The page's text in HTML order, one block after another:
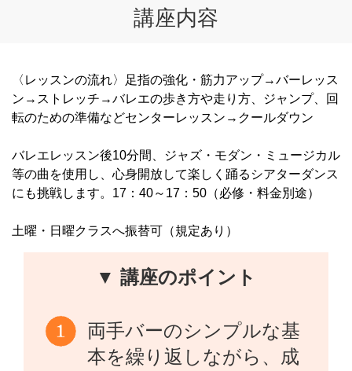
講座内容
〈レッスンの流れ〉足指の強化・筋力アップ→バーレッス
ン→ストレッチ→バレエの歩き方や走り方、ジャンプ、回
転のための準備などセンターレッスン→クールダウン
バレエレッスン後10分間、ジャズ・モダン・ミュージカル
等の曲を使用し、心身開放して楽しく踊るシアターダンス
にも挑戦します。17：40～17：50（必修・料金別途）
土曜・日曜クラスへ振替可（規定あり）
▼ 講座のポイント
両手バーのシンプルな基
本を繰り返しながら、成